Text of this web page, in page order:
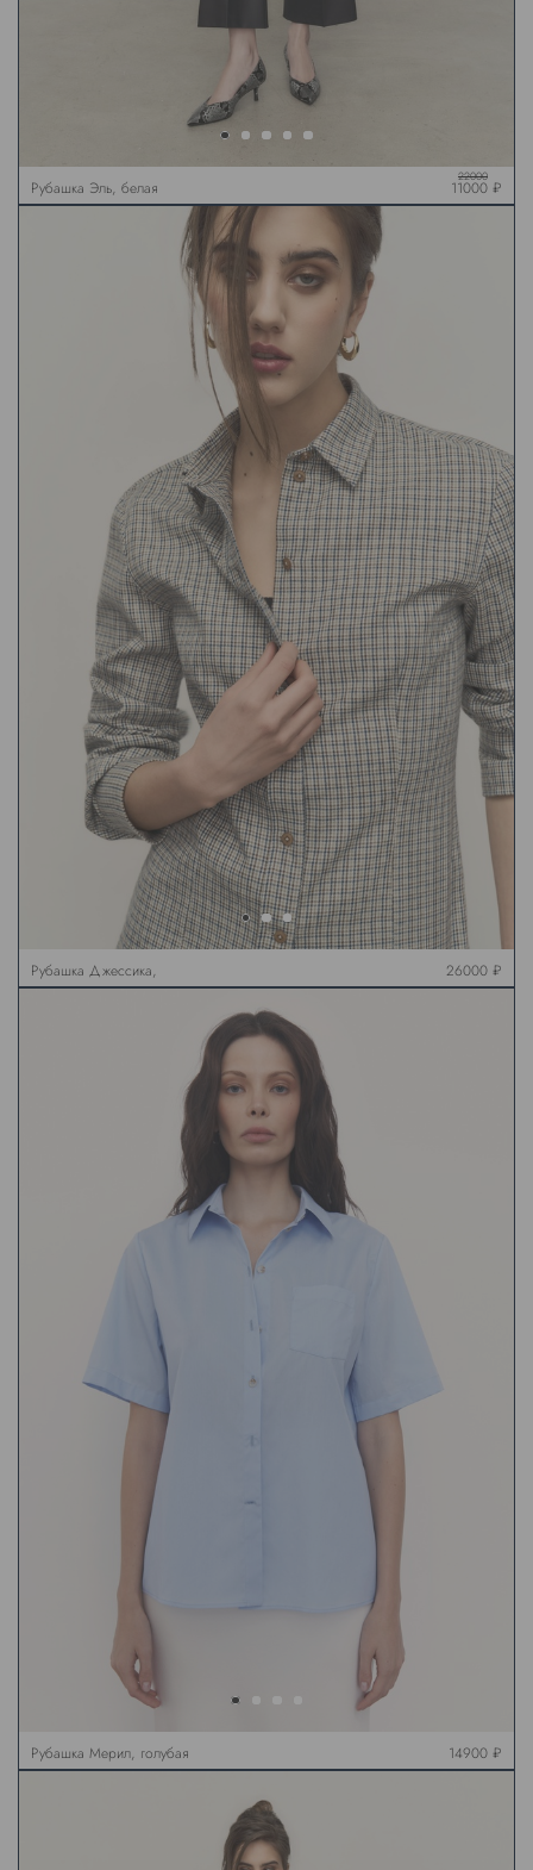
Рубашка Эль, белая
22000
11000 ₽
Рубашка Джессика,
клетка
26000 ₽
Рубашка Мерил, голубая 14900 ₽